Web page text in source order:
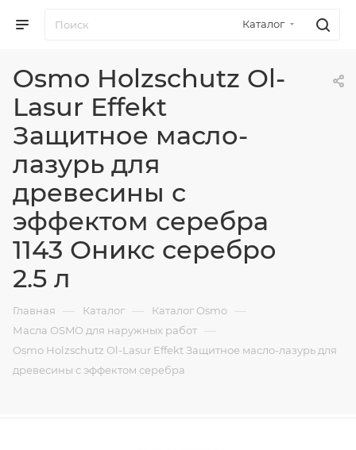
Каталог
Osmo Holzschutz Ol-
Lasur Effekt
Защитное масло-
лазурь для
древесины с
эффектом серебра
1143 Оникс серебро
2.5 л
Главная — Каталог — Каталог Osmo —
Масла OSMO для наружных работ —
Osmo Holzschutz Ol-Lasur Effekt Защитное масло-лазурь для
древесины с эффектом серебра